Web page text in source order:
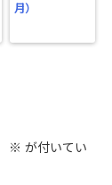
月）
※ が付いてい